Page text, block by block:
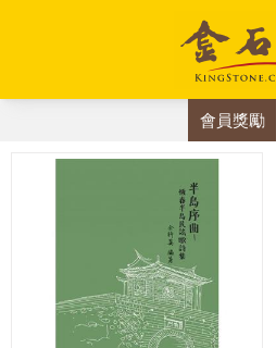
會員獎勵